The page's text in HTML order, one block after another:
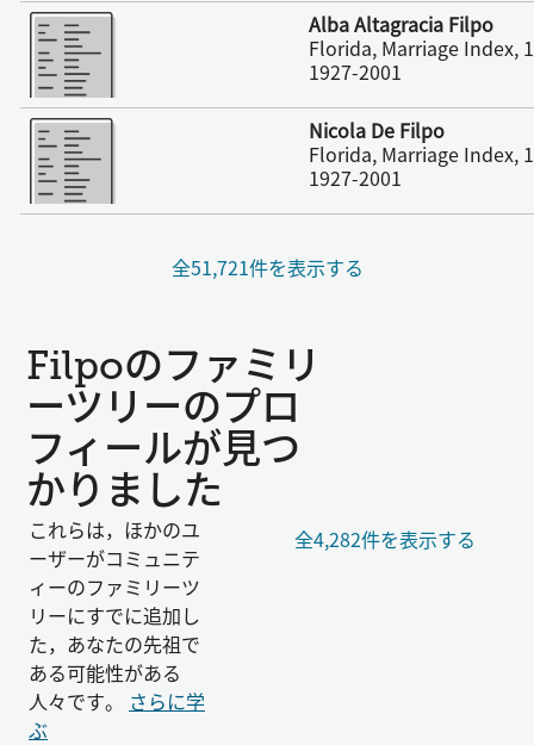
さらに表示
Alba Altagracia Filpo
Florida, Marriage Index,
1927-2001
さらに表示
Nicola De Filpo
Florida, Marriage Index,
1927-2001
全51,721件を表示する
Filpoのファミリ
ーツリーのプロ
フィールが見つ
かりました
これらは，ほかのユ
ーザーがコミュニテ
ィーのファミリーツ
リーにすでに追加し
た，あなたの先祖で
ある可能性がある
人々です。 さらに学
ぶ
全4,282件を表示する